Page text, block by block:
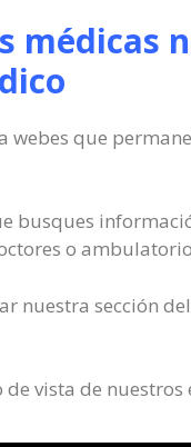
médicas
webes que
busques
o
nuestra sección
vista de nuestros